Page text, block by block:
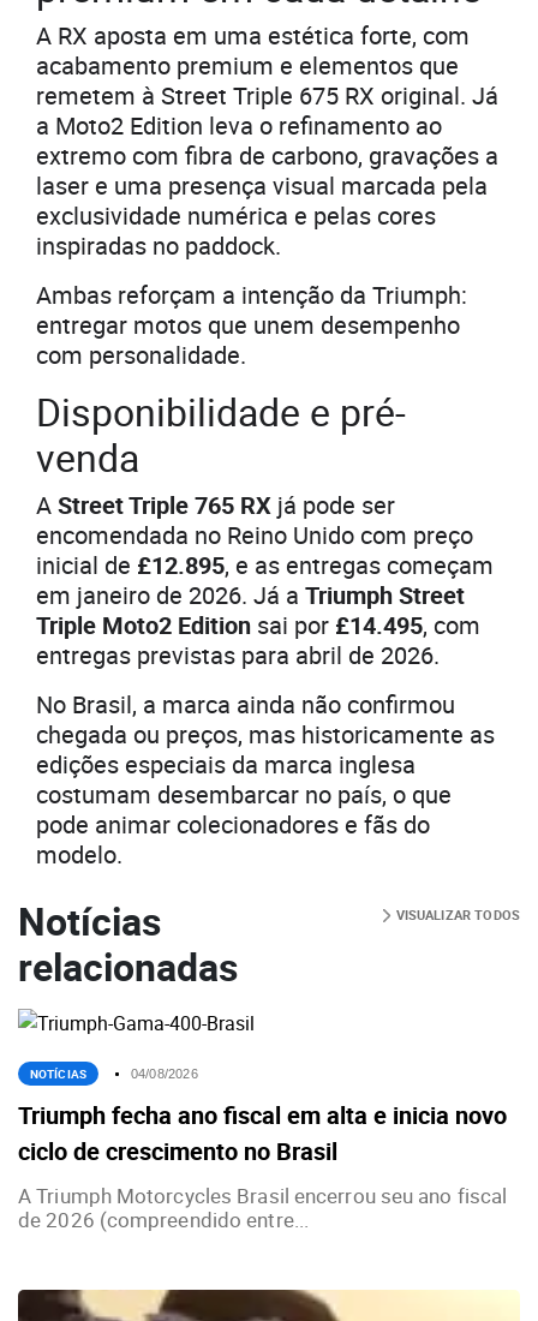
A RX aposta em uma estética forte, com
acabamento premium e elementos que
remetem à Street Triple 675 RX original. Já
a Moto2 Edition leva o refinamento ao
extremo com fibra de carbono, gravações a
laser e uma presença visual marcada pela
exclusividade numérica e pelas cores
inspiradas no paddock.
Ambas reforçam a intenção da Triumph:
entregar motos que unem desempenho
com personalidade.
Disponibilidade e pré-
venda
AStreet Triple 765 RX já pode ser
encomendada no Reino Unido com preço
inicial de £12.895, e as entregas começam
em janeiro de 2026. Já a Triumph Street
Triple Moto2 Edition sai por £14.495, com
entregas previstas para abril de 2026.
No Brasil, a marca ainda não confirmou
chegada ou preços, mas historicamente as
edições especiais da marca inglesa
costumam desembarcar no país, o que
pode animar colecionadores e fãs do
modelo.
Notícias
relacionadas
VISUALIZAR TODOS
NOTÍCIAS 04/08/2026
Triumph fecha ano fiscal em alta e inicia novo
ciclo de crescimento no Brasil
A Triumph Motorcycles Brasil encerrou seu ano fiscal
de 2026 (compreendido entre...